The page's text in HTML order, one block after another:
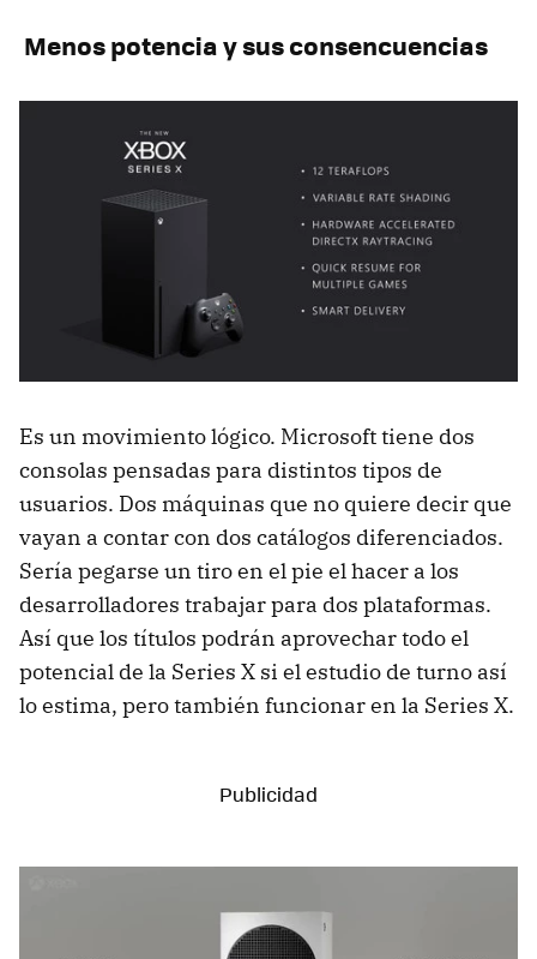
Menos potencia y sus consencuencias
Es un movimiento lógico. Microsoft tiene dos
consolas pensadas para distintos tipos de
usuarios. Dos máquinas que no quiere decir que
vayan a contar con dos catálogos diferenciados.
Sería pegarse un tiro en el pie el hacer a los
desarrolladores trabajar para dos plataformas.
Así que los títulos podrán aprovechar todo el
potencial de la Series X si el estudio de turno así
lo estima, pero también funcionar en la Series X.